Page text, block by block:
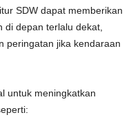
SDW dapat memberikan
depan terlalu dekat,
peringatan jika kendaraan
untuk meningkatkan